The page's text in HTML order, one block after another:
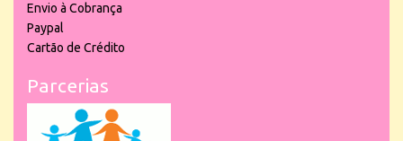
Envio à Cobrança
Paypal
Cartão de Crédito
Parcerias